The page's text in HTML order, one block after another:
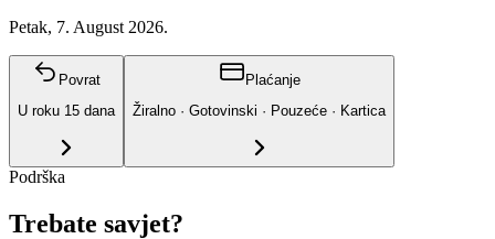
Petak, 7. August 2026.
Povrat
U roku 15 dana
Plaćanje
Žiralno · Gotovinski · Pouzeće · Kartica
Podrška
Trebate savjet?